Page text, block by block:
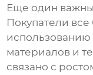
Еще один
Покупатели
использованию
материалов и
связано с